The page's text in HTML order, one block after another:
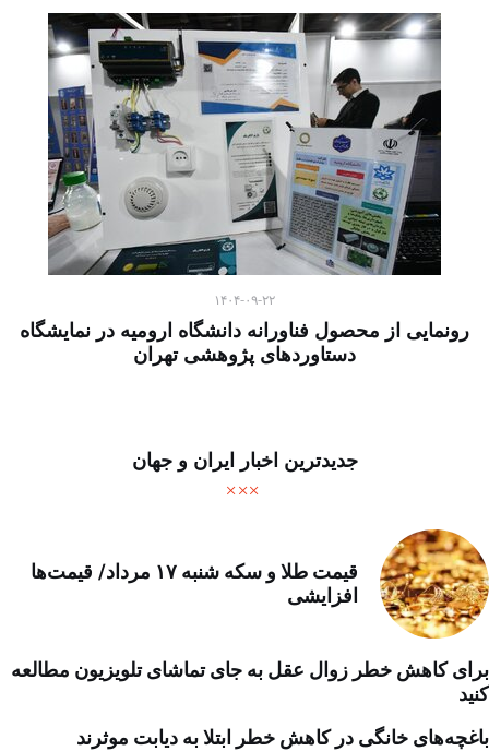
۱۴۰۴-۰۹-۲۲
رونمایی از محصول فناورانه دانشگاه ارومیه در نمایشگاه
دستاوردهای پژوهشی تهران
جدیدترین اخبار ایران و جهان
قیمت طلا و سکه شنبه ۱۷ مرداد/ قیمت‌ها
افزایشی
برای کاهش خطر زوال عقل به جای تماشای تلویزیون مطالعه
کنید
باغچه‌های خانگی در کاهش خطر ابتلا به دیابت موثرند